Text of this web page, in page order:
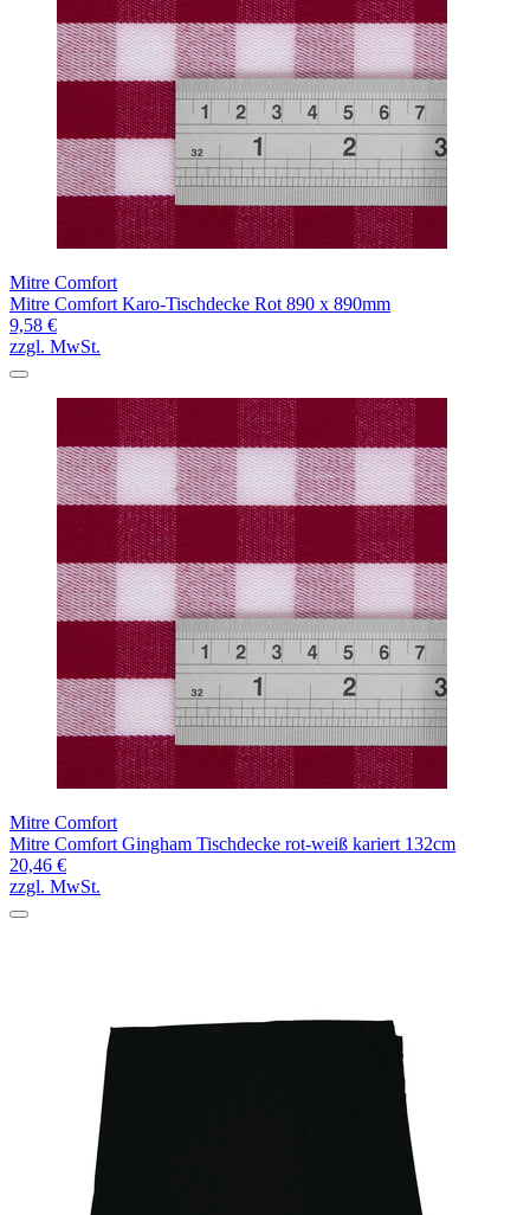
Mitre Comfort
Mitre Comfort Karo-Tischdecke Rot 890 x 890mm
9,58 €
zzgl. MwSt.
Mitre Comfort
Mitre Comfort Gingham Tischdecke rot-weiß kariert 132cm
20,46 €
zzgl. MwSt.